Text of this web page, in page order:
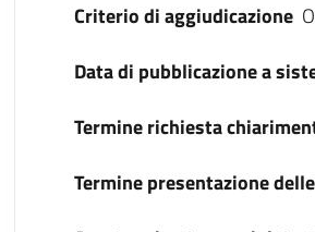
Criterio di aggiudicazione
Data di pubblicazione a
Termine richiesta
Termine presentazione